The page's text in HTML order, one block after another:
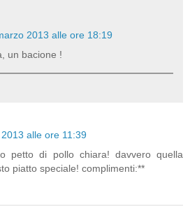
2013 alle ore 18:19
un bacione !
alle ore 11:39
petto di pollo chiara! davvero quella
piatto speciale! complimenti:**